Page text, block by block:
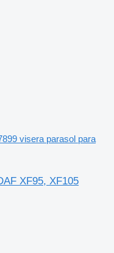
visera parasol para
XF95, XF105